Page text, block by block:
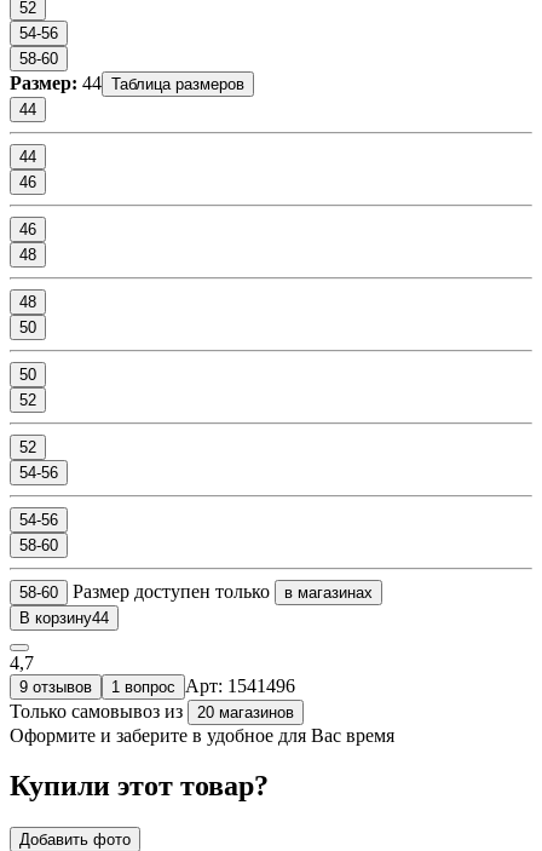
52
54-56
58-60
Размер: 44 Таблица размеров
44
44
46
46
48
48
50
50
52
52
54-56
54-56
58-60
58-60 Размер доступен только
в магазинах
В корзину44
4,7
9 отзывов 1 вопрос
Арт: 1541496
Только самовывоз из 20 магазинов
Оформите и заберите в удобное для Вас время
Купили этот товар?
Добавить фото